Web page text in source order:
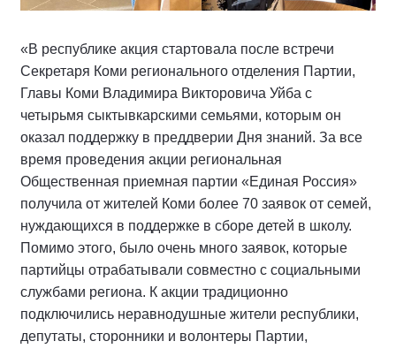
«В республике акция стартовала после встречи
Секретаря Коми регионального отделения Партии,
Главы Коми Владимира Викторовича Уйба с
четырьмя сыктывкарскими семьями, которым он
оказал поддержку в преддверии Дня знаний. За все
время проведения акции региональная
Общественная приемная партии «Единая Россия»
получила от жителей Коми более 70 заявок от семей,
нуждающихся в поддержке в сборе детей в школу.
Помимо этого, было очень много заявок, которые
партийцы отрабатывали совместно с социальными
службами региона. К акции традиционно
подключились неравнодушные жители республики,
депутаты, сторонники и волонтеры Партии,